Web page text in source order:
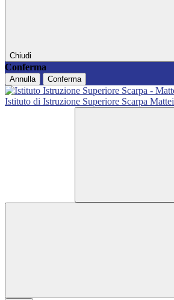
Chiudi
Conferma
Annulla Conferma
Istituto di Istruzione Superiore Scarpa Mattei